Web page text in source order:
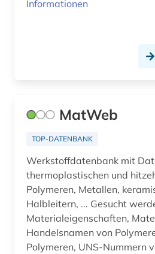
Informationen
MatWeb
TOP-DATENBANK
Werkstoffdatenbank mit
thermoplastischen und hitzehärtbaren
Polymeren, Metallen,
Halbleitern, ... Gesucht
Materialeigenschaften,
Handelsnamen von
Polymeren, UNS-Nummern